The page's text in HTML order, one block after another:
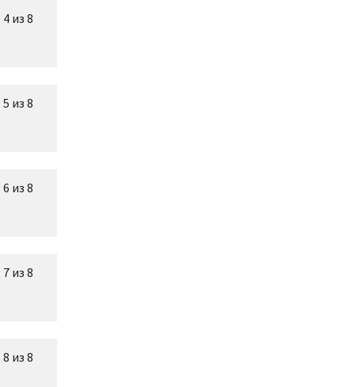
4 из 8
5 из 8
6 из 8
7 из 8
8 из 8